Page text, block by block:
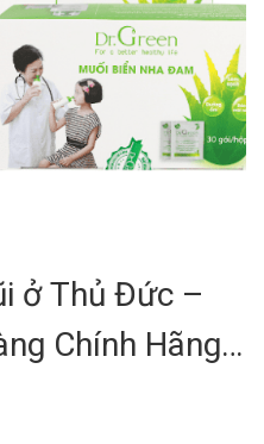
ở Thủ Đức –
Chính Hãng,